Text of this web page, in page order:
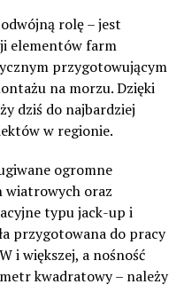
rolę – jest
elementów farm
przygotowującym
na morzu. Dzięki
dziś do najbardziej
w regionie.
ogromne
wiatrowych oraz
typu jack-up i
przygotowana do pracy
i większej, a nośność
kwadratowy – należy